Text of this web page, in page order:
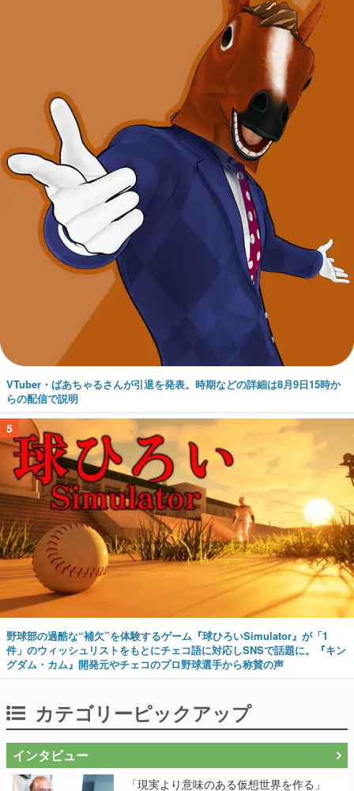
VTuber・ばあちゃるさんが引退を発表。時期などの詳細は8月9日15時か
らの配信で説明
5
野球部の過酷な“補欠”を体験するゲーム『球ひろいSimulator』が「1
件」のウィッシュリストをもとにチェコ語に対応しSNSで話題に。『キン
グダム・カム』開発元やチェコのプロ野球選手から称賛の声
カテゴリーピックアップ
インタビュー
「現実より意味のある仮想世界を作る」